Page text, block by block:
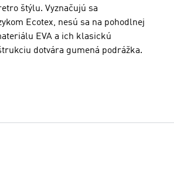
štýlu. Vyznačujú sa
Ecotex, nesú sa na pohodlnej
EVA a ich klasickú
dotvára gumená podrážka.